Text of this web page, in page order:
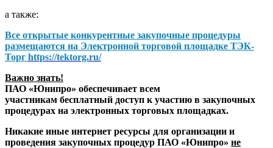
а также:
Все открытые конкурентные закупочные процедуры
размещаются на Электронной торговой площадке ТЭК-
Торг https://tektorg.ru/
Важно знать!
ПАО «Юнипро» обеспечивает всем
участникам бесплатный доступ к участию в закупочных
процедурах на электронных торговых площадках.
Никакие иные интернет ресурсы для организации и
проведения закупочных процедур ПАО «Юнипро» не